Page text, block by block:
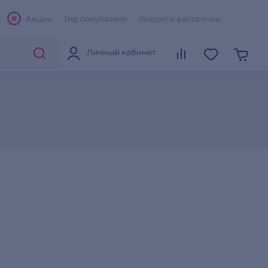
Акции Гид покупателя Кредит и рассрочка
Личный кабинет